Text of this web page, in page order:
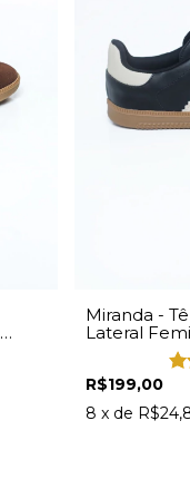
Miranda -
Lateral
R$199,00
8 x de